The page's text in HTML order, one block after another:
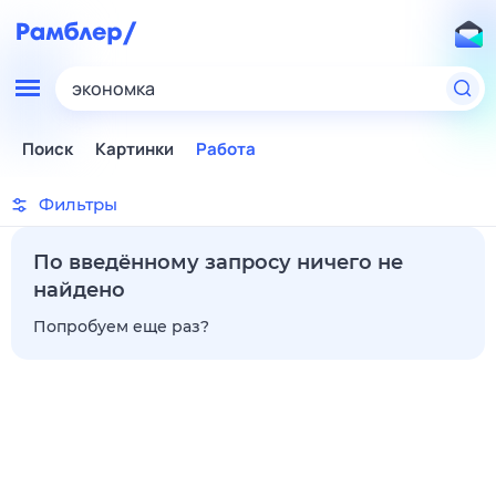
экономка
Поиск Картинки Работа
Фильтры
По введённому запросу ничего не
найдено
Попробуем еще раз?